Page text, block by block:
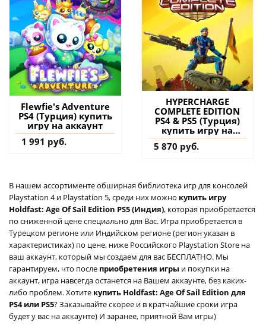
Flewfie's Adventure
PS4 (Турция) купить
игру на аккаунт
1 991 руб.
HYPERCHARGE
COMPLETE EDITION
PS4 & PS5 (Турция)
купить игру на
аккаунт
5 870 руб.
В нашем ассортименте обширная библиотека игр для консолей
Playstation 4 и Playstation 5, среди них можно купить игру
Holdfast: Age Of Sail Edition PS5 (Индия), которая приобретается
по сниженной цене специально для Вас. Игра приобретается в
Турецком регионе или Индийском регионе (регион указан в
характеристиках) по цене, ниже Российского Playstation Store на
ваш аккаунт, который мы создаем для вас БЕСПЛАТНО. Мы
гарантируем, что после приобретения игры и покупки на
аккаунт, игра навсегда останется на Вашем аккаунте, без каких-
либо проблем. Хотите купить Holdfast: Age Of Sail Edition для
PS4 или PS5? Заказывайте скорее и в кратчайшие сроки игра
будет у вас на аккаунте) И заранее, приятной Вам игры)